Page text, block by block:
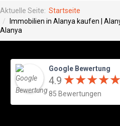
Aktuelle Seite: Startseite
Immobilien in Alanya kaufen |
Alanya
Google Bewertung
4.9 ★★★★★
★★★★★
85 Bewertungen